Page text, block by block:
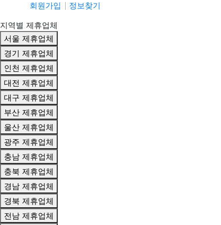
회원가입
정보찾기
지역별 제휴업체
서울 제휴업체
경기 제휴업체
인천 제휴업체
대전 제휴업체
대구 제휴업체
부산 제휴업체
울산 제휴업체
광주 제휴업체
충남 제휴업체
충북 제휴업체
경남 제휴업체
경북 제휴업체
전남 제휴업체